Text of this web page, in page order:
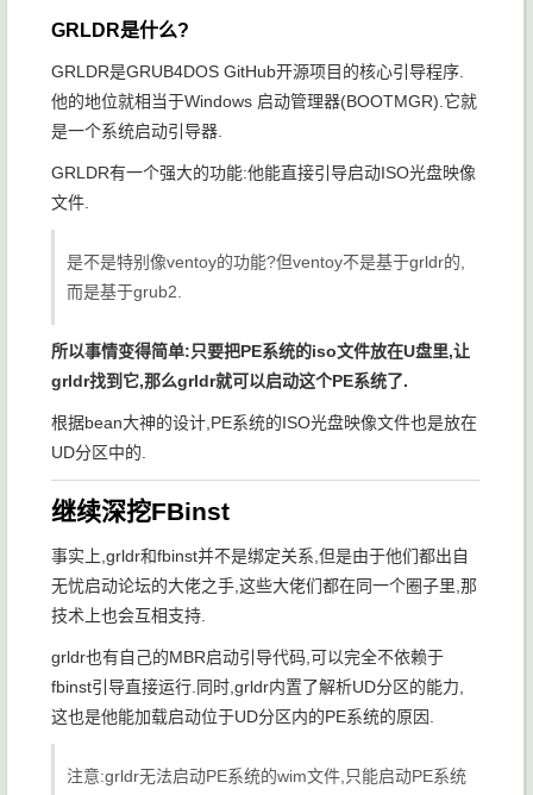
GRLDR是什么?
GRLDR是GRUB4DOS GitHub开源项目的核心引导程序.
他的地位就相当于Windows 启动管理器(BOOTMGR).它就
是一个系统启动引导器.
GRLDR有一个强大的功能:他能直接引导启动ISO光盘映像
文件.
是不是特别像ventoy的功能?但ventoy不是基于grldr的,
而是基于grub2.
所以事情变得简单:只要把PE系统的iso文件放在U盘里,让
grldr找到它,那么grldr就可以启动这个PE系统了.
根据bean大神的设计,PE系统的ISO光盘映像文件也是放在
UD分区中的.
继续深挖FBinst
事实上,grldr和fbinst并不是绑定关系,但是由于他们都出自
无忧启动论坛的大佬之手,这些大佬们都在同一个圈子里,那
技术上也会互相支持.
grldr也有自己的MBR启动引导代码,可以完全不依赖于
fbinst引导直接运行.同时,grldr内置了解析UD分区的能力,
这也是他能加载启动位于UD分区内的PE系统的原因.
注意:grldr无法启动PE系统的wim文件,只能启动PE系统